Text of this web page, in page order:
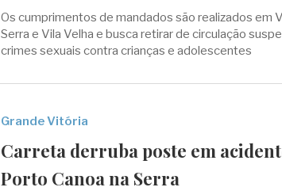
Os cumprimentos de mandados são realizados em
Serra e Vila Velha e busca retirar de circulação
crimes sexuais contra crianças e adolescentes
Grande Vitória
Carreta derruba poste em
Porto Canoa na Serra